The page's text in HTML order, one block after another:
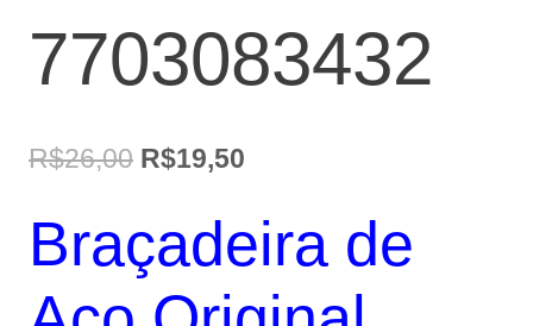
7703083432
R$26,00 O
original
era:
R$19,50
atual
Braçadeira de